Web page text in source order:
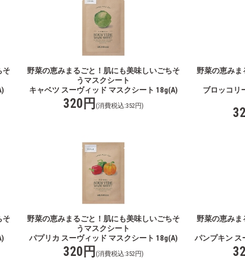
そ
野菜の恵みまるごと！肌にも美味しいごちそ
うマスクシート
キャベツ スーヴィッド マスクシート 18g(A)
320円 (消費税込:352円)
野菜の恵みま
ブロッコリ
そ
野菜の恵みまるごと！肌にも美味しいごちそ
うマスクシート
パプリカ スーヴィッド マスクシート 18g(A)
320円 (消費税込:352円)
野菜の恵みま
パンプキン ス